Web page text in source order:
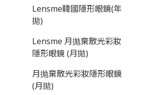
Lensme韓國隱形眼鏡(年
拋)
Lensme 月抛棄散光彩妝
隱形眼鏡 (月拋)
月抛棄散光彩妝隱形眼鏡
(月拋)